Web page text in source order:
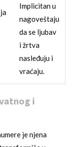
Implicitan u
nagoveštaju
da se ljubav
i žrtva
nasleđuju i
vraćaju.
i
je njena